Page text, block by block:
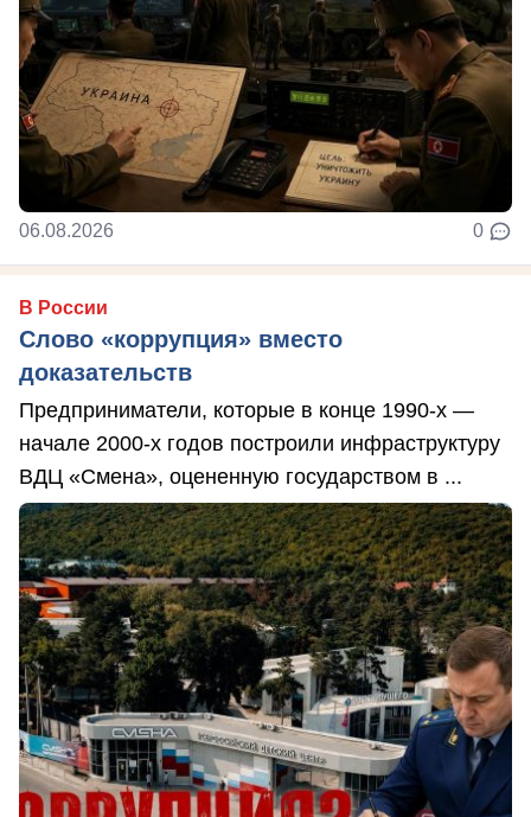
06.08.2026 0
В России
Слово «коррупция» вместо
доказательств
Предприниматели, которые в конце 1990-х —
начале 2000-х годов построили инфраструктуру
ВДЦ «Смена», оцененную государством в ...